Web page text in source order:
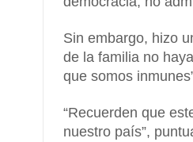
Sin embargo, hizo
de la familia no
que somos
“Recuerden que
nuestro país”,